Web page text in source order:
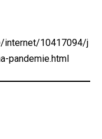
internet/10417094/j
pandemie.html